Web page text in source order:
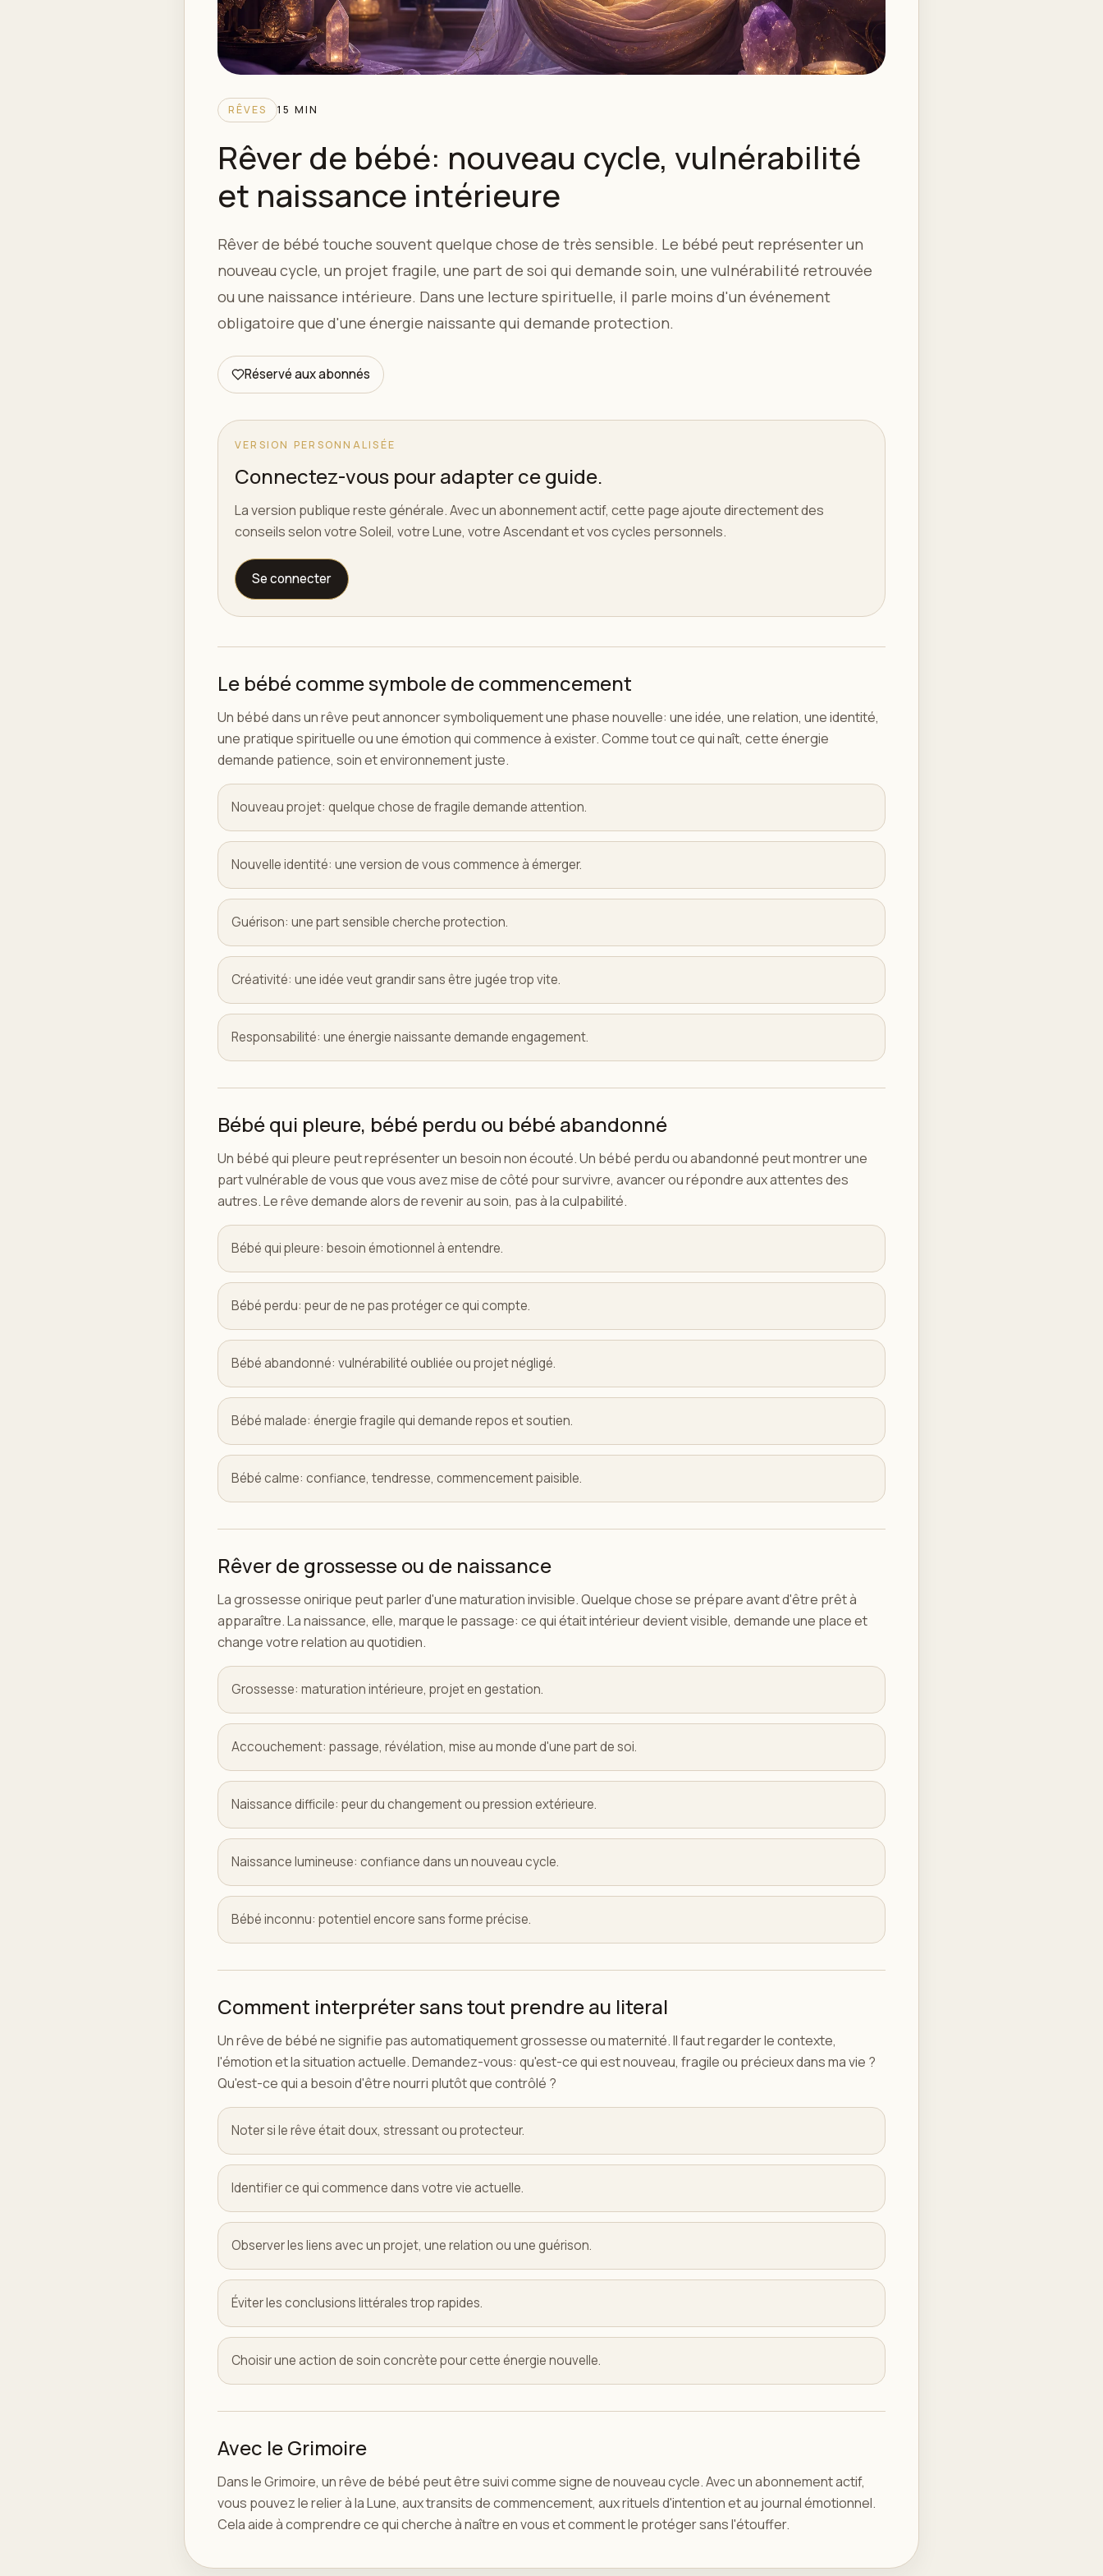
RÊVES 15 MIN
Rêver de bébé: nouveau cycle, vulnérabilité
et naissance intérieure
Rêver de bébé touche souvent quelque chose de très sensible. Le bébé peut représenter un
nouveau cycle, un projet fragile, une part de soi qui demande soin, une vulnérabilité retrouvée
ou une naissance intérieure. Dans une lecture spirituelle, il parle moins d'un événement
obligatoire que d'une énergie naissante qui demande protection.
Réservé aux abonnés
VERSION PERSONNALISÉE
Connectez-vous pour adapter ce guide.
La version publique reste générale. Avec un abonnement actif, cette page ajoute directement des
conseils selon votre Soleil, votre Lune, votre Ascendant et vos cycles personnels.
Se connecter
Le bébé comme symbole de commencement
Un bébé dans un rêve peut annoncer symboliquement une phase nouvelle: une idée, une relation, une identité,
une pratique spirituelle ou une émotion qui commence à exister. Comme tout ce qui naît, cette énergie
demande patience, soin et environnement juste.
Nouveau projet: quelque chose de fragile demande attention.
Nouvelle identité: une version de vous commence à émerger.
Guérison: une part sensible cherche protection.
Créativité: une idée veut grandir sans être jugée trop vite.
Responsabilité: une énergie naissante demande engagement.
Bébé qui pleure, bébé perdu ou bébé abandonné
Un bébé qui pleure peut représenter un besoin non écouté. Un bébé perdu ou abandonné peut montrer une
part vulnérable de vous que vous avez mise de côté pour survivre, avancer ou répondre aux attentes des
autres. Le rêve demande alors de revenir au soin, pas à la culpabilité.
Bébé qui pleure: besoin émotionnel à entendre.
Bébé perdu: peur de ne pas protéger ce qui compte.
Bébé abandonné: vulnérabilité oubliée ou projet négligé.
Bébé malade: énergie fragile qui demande repos et soutien.
Bébé calme: confiance, tendresse, commencement paisible.
Rêver de grossesse ou de naissance
La grossesse onirique peut parler d'une maturation invisible. Quelque chose se prépare avant d'être prêt à
apparaître. La naissance, elle, marque le passage: ce qui était intérieur devient visible, demande une place et
change votre relation au quotidien.
Grossesse: maturation intérieure, projet en gestation.
Accouchement: passage, révélation, mise au monde d'une part de soi.
Naissance difficile: peur du changement ou pression extérieure.
Naissance lumineuse: confiance dans un nouveau cycle.
Bébé inconnu: potentiel encore sans forme précise.
Comment interpréter sans tout prendre au literal
Un rêve de bébé ne signifie pas automatiquement grossesse ou maternité. Il faut regarder le contexte,
l'émotion et la situation actuelle. Demandez-vous: qu'est-ce qui est nouveau, fragile ou précieux dans ma vie ?
Qu'est-ce qui a besoin d'être nourri plutôt que contrôlé ?
Noter si le rêve était doux, stressant ou protecteur.
Identifier ce qui commence dans votre vie actuelle.
Observer les liens avec un projet, une relation ou une guérison.
Éviter les conclusions littérales trop rapides.
Choisir une action de soin concrète pour cette énergie nouvelle.
Avec le Grimoire
Dans le Grimoire, un rêve de bébé peut être suivi comme signe de nouveau cycle. Avec un abonnement actif,
vous pouvez le relier à la Lune, aux transits de commencement, aux rituels d'intention et au journal émotionnel.
Cela aide à comprendre ce qui cherche à naître en vous et comment le protéger sans l'étouffer.